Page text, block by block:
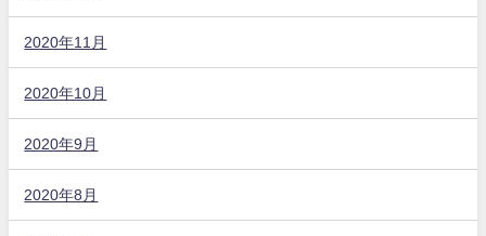
2020年11月
2020年10月
2020年9月
2020年8月